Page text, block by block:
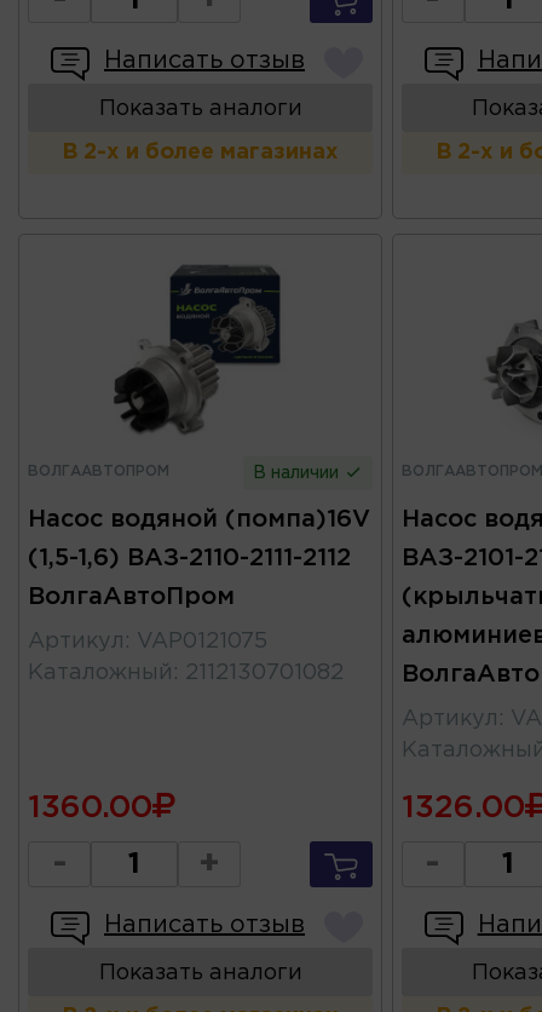
Написать отзыв
Показать аналоги
В 2-х и более магазинах В 2-х и
ВОЛГААВТОПРОМ В наличии
Насос водяной (помпа)16V
(1,5-1,6) ВАЗ-2110-2111-2112
ВолгаАвтоПром
Артикул : VAP0121075
Каталожный : 2112130701082
1360.00
- +
Написать отзыв
Показать аналоги
ВОЛГААВТОПРОМ
Насос
ВАЗ-2101-
Артикул :
1326.00
-